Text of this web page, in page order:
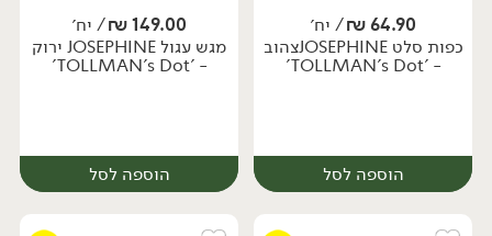
יח׳ יח׳
64.90
₪/ יח׳
כפות סלט JOSEPHINEצהוב
- 'TOLLMAN's Dot'
הוספה לסל
149.00
₪/ יח׳
מגש עגול JOSEPHINE ירוק
- 'TOLLMAN's Dot'
הוספה לסל